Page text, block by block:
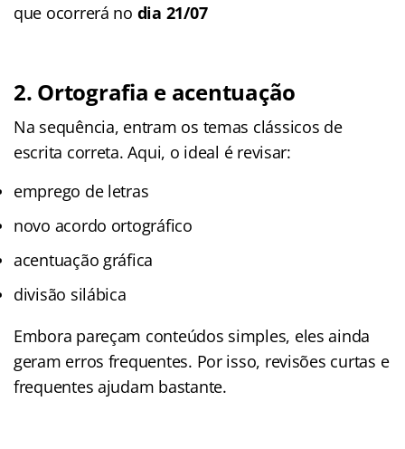
que ocorrerá no dia 21/07
2. Ortografia e acentuação
Na sequência, entram os temas clássicos de
escrita correta. Aqui, o ideal é revisar:
emprego de letras
novo acordo ortográfico
acentuação gráfica
divisão silábica
Embora pareçam conteúdos simples, eles ainda
geram erros frequentes. Por isso, revisões curtas e
frequentes ajudam bastante.